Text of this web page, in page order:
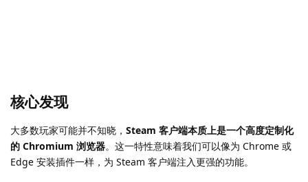
核心发现
大多数玩家可能并不知晓， Steam 客户端本质上是一个高度定制化
的 Chromium 浏览器。这一特性意味着我们可以像为 Chrome 或
Edge 安装插件一样，为 Steam 客户端注入更强的功能。